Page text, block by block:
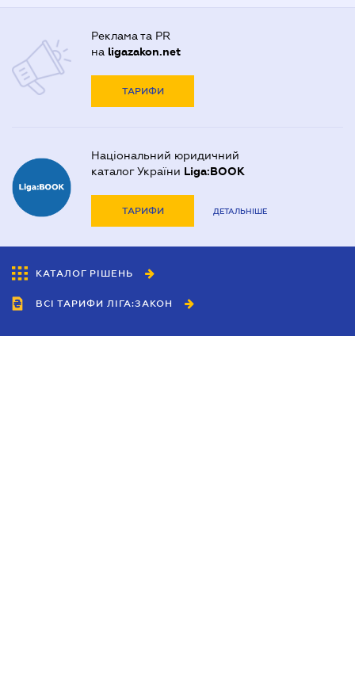
Реклама та PR
на ligazakon.net
ТАРИФИ
Національний юридичний
каталог України Liga:BOOK
ТАРИФИ ДЕТАЛЬНІШЕ
КАТАЛОГ РІШЕНЬ
ВСІ ТАРИФИ ЛІГА:ЗАКОН